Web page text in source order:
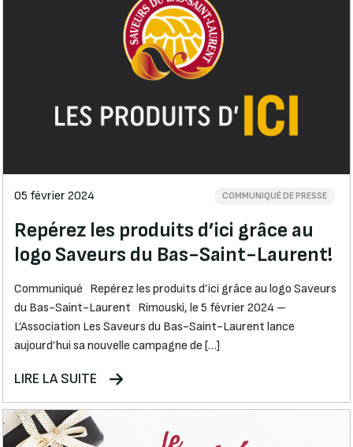
05 février 2024 COMMUNIQUÉ DE PRESSE
Repérez les produits d’ici grâce au
logo Saveurs du Bas-Saint-Laurent!
Communiqué Repérez les produits d’ici grâce au logo Saveurs
du Bas-Saint-Laurent Rimouski, le 5 février 2024 –
L’Association Les Saveurs du Bas-Saint-Laurent lance
aujourd’hui sa nouvelle campagne de […]
LIRE LA SUITE